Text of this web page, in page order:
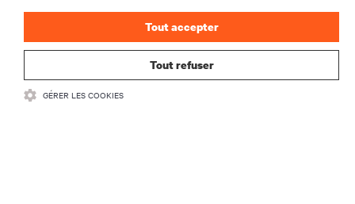
Tout refuser
Tout accepter
GÉRER LES COOKIES